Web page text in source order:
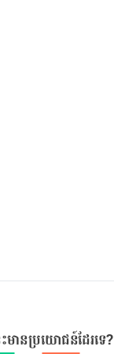
មានប្រយោជន៍ដែរទេ?